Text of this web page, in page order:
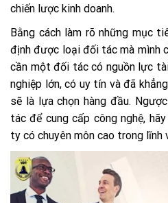
chiến lược kinh doanh.
Bằng cách làm rõ những mục
định được loại đối tác mà mình
cần một đối tác có nguồn lực
nghiệp lớn, có uy tín và đã
sẽ là lựa chọn hàng đầu.
tác để cung cấp công nghệ,
ty có chuyên môn cao trong lĩnh